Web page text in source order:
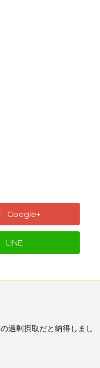
Google+
LINE
過剰摂取だと納得しまし